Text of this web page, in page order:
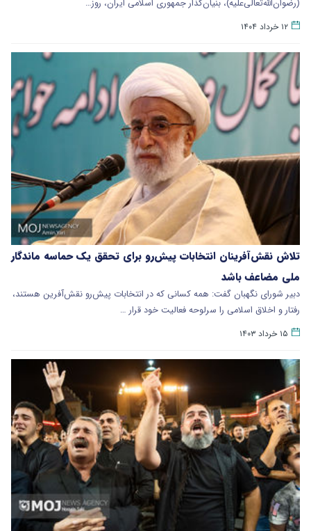
(رضوان‌الله‌تعالی‌علیه)، بنیان‌گذار جمهوری اسلامی ایران، روز…
۱۲ خرداد ۱۴۰۴
تلاش نقش‌آفرینان انتخابات پیش‌رو برای تحقق یک حماسه ماندگار
ملی مضاعف باشد
دبیر شورای نگهبان گفت: همه کسانی که در انتخابات پیش‌رو نقش‌آفرین هستند،
رفتار و اخلاق اسلامی را سرلوحه فعالیت خود قرار …
۱۵ خرداد ۱۴۰۳